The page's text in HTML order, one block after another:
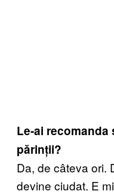
Le-ai
părinții?
Da, de câteva ori.
devine ciudat. E